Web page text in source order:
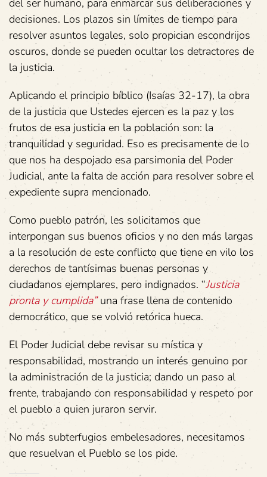
del ser humano, para enmarcar sus deliberaciones y
decisiones. Los plazos sin límites de tiempo para
resolver asuntos legales, solo propician escondrijos
oscuros, donde se pueden ocultar los detractores de
la justicia.
Aplicando el principio bíblico (Isaías 32-17), la obra
de la justicia que Ustedes ejercen es la paz y los
frutos de esa justicia en la población son: la
tranquilidad y seguridad. Eso es precisamente de lo
que nos ha despojado esa parsimonia del Poder
Judicial, ante la falta de acción para resolver sobre el
expediente supra mencionado.
Como pueblo patrón, les solicitamos que
interpongan sus buenos oficios y no den más largas
a la resolución de este conflicto que tiene en vilo los
derechos de tantísimas buenas personas y
ciudadanos ejemplares, pero indignados. “Justicia
pronta y cumplida”una frase llena de contenido
democrático, que se volvió retórica hueca.
El Poder Judicial debe revisar su mística y
responsabilidad, mostrando un interés genuino por
la administración de la justicia; dando un paso al
frente, trabajando con responsabilidad y respeto por
el pueblo a quien juraron servir.
No más subterfugios embelesadores, necesitamos
que resuelvan el Pueblo se los pide.